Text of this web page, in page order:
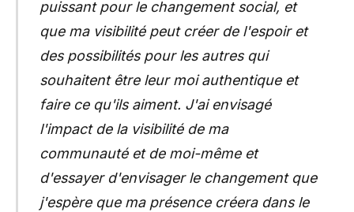
puissant pour le changement social, et
que ma visibilité peut créer de l'espoir et
des possibilités pour les autres qui
souhaitent être leur moi authentique et
faire ce qu'ils aiment. J'ai envisagé
l'impact de la visibilité de ma
communauté et de moi-même et
d'essayer d'envisager le changement que
j'espère que ma présence créera dans le